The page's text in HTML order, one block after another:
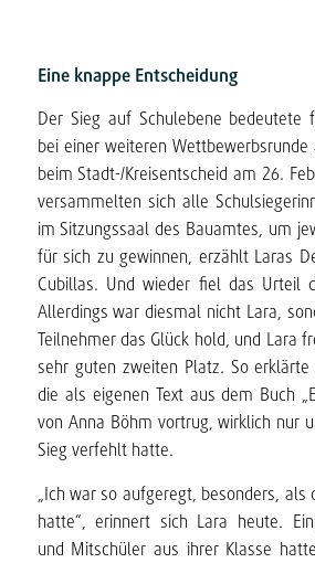
Eine knappe Entscheidung
Der Sieg auf Schulebene bedeutete
bei einer weiteren
beim Stadt-/Kreisentscheid am 26.
versammelten sich alle
im Sitzungssaal des Bauamtes, um
für sich zu gewinnen, erzählt Laras
Cubillas. Und wieder fiel das Urteil
Allerdings war diesmal nicht Lara,
Teilnehmer das Glück hold, und Lara
sehr guten zweiten Platz. So erklärte
die als eigenen Text aus dem Buch
von Anna Böhm vortrug, wirklich nur
Sieg verfehlt hatte.
„Ich war so aufgeregt, besonders, als
hatte“, erinnert sich Lara heute.
und Mitschüler aus ihrer Klasse